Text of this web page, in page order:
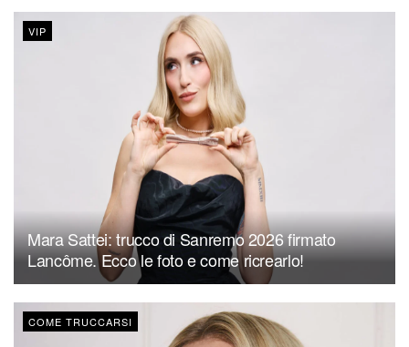
VIP
Mara Sattei: trucco di Sanremo 2026 firmato
Lancôme. Ecco le foto e come ricrearlo!
COME TRUCCARSI